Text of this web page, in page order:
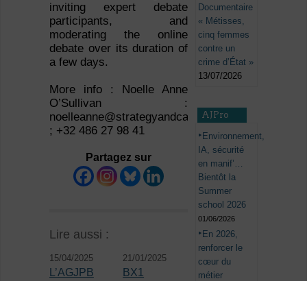
inviting expert debate
participants, and
moderating the online
debate over its duration of
a few days.
More info : Noelle Anne
O’Sullivan :
noelleanne@strategyandcampaigns.com
; +32 486 27 98 41
Partagez sur
Lire aussi :
15/04/2025
L’AGJPB
21/01/2025
BX1
Documentaire
« Métisses,
cinq femmes
contre un
crime d’État »
13/07/2026
AJPro
Environnement,
IA, sécurité
en manif’…
Bientôt la
Summer
school 2026
01/06/2026
En 2026,
renforcer le
cœur du
métier